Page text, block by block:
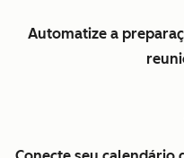
Automatize a